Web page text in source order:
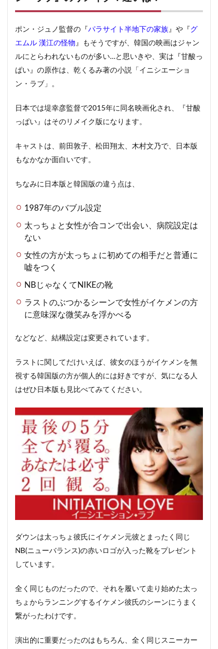
ポン・ジュノ監督の『パラサイト半地下の家族 』や『グ
エムル 漢江の怪物 』もそうですが、韓国の映画はジャン
ルにとらわれないものが多い…と思いきや、実は『甘酸っ
ぱい』の原作は、乾くるみ著の小説「イニシエーショ
ン・ラブ」。
日本では堤幸彦監督で2015年に同名映画化され、『甘酸
っぱい』はそのリメイク版になります。
キャストは、前田敦子、松田翔太、木村文乃で、日本版
もなかなか面白いです。
ちなみに日本版と韓国版の違う点は、
1987年のバブル設定
太っちょと女性が合コンで出会い、病院設定は
ない
女性の方が太っちょに初めての相手だと普通に
嘘をつく
NBじゃなくてNIKEの靴
ラストのぶつかるシーンで女性がイケメンの方
に意味深な微笑みを浮かべる
などなど、結構設定は変更されています。
ラストに関してだけいえば、彼女のほうがイケメンを無
視する韓国版の方が個人的には好きですが、気になる人
はぜひ日本版も見比べてみてください。
ダウンは太っちょ彼氏にイケメン元彼とまったく同じ
NB(ニューバランス)の赤いロゴが入った靴をプレゼント
しています。
全く同じものだったので、それを履いて走り始めた太っ
ちょからランニングするイケメン彼氏のシーンにうまく
繋がったわけです。
演出的に重要だったのはもちろん、全く同じスニーカー